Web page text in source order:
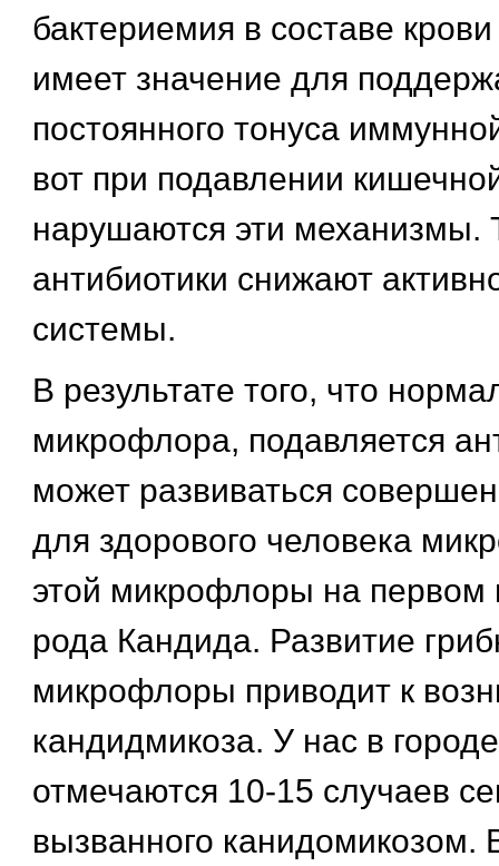
бактериемия в составе
имеет значение для
постоянного тонуса
вот при подавлении
нарушаются эти механизмы.
антибиотики снижают
системы.
В результате того, что
микрофлора, подавляется
может развиваться
для здорового человека
этой микрофлоры на первом
рода Кандида. Развитие
микрофлоры приводит к
кандидмикоза. У нас в
отмечаются 10-15 случаев
вызванного канидомикозом.